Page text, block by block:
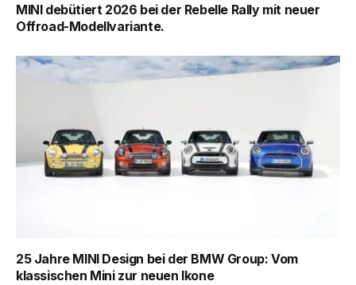
MINI debütiert 2026 bei der Rebelle Rally mit neuer
Offroad-Modellvariante.
25 Jahre MINI Design bei der BMW Group: Vom
klassischen Mini zur neuen Ikone